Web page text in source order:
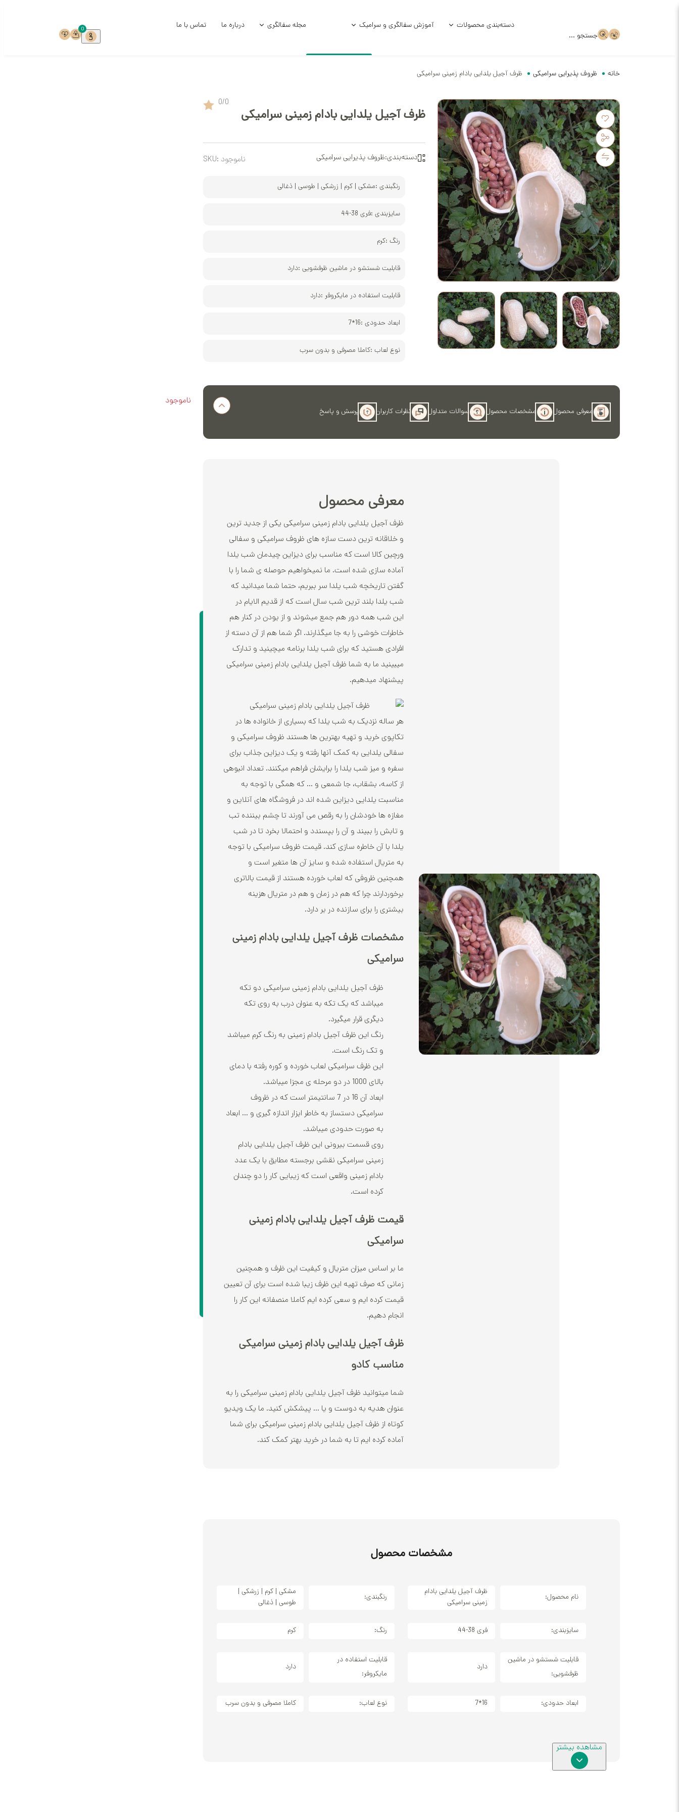
جستجو ...
دسته‌بندی محصولات
ظروف سرامیکی
ظروف سرامیکی خام
قالب گچی استوک
ظروف سفالی
آموزش سفالگری و سرامیک مجله سفالگری
آموزش سفالگری
درباره ما تماس با ما 0
خانه ظروف پذیرایی سرامیکی ظرف آجیل یلدایی بادام زمینی سرامیکی
ظرف آجیل یلدایی بادام زمینی سرامیکی
0/0
دسته‌بندی:ظروف پذیرایی سرامیکی SKU: ناموجود
رنگبندی :مشکی | کرم | زرشکی | طوسی | ذغالی
سایزبندی :فری 38-44
رنگ :کرم
قابلیت شستشو در ماشین ظرفشویی :دارد
قابلیت استفاده در مایکروفر :دارد
ابعاد حدودی :16*7
نوع لعاب :کاملا مصرفی و بدون سرب
معرفی محصول مشخصات محصول سوالات متداول نظرات کاربران پرسش و پاسخ
معرفی محصول
ظرف آجیل یلدایی بادام زمینی سرامیکی یکی از جدید ترین
و خلاقانه ترین دست سازه های ظروف سرامیکی و سفالی
ورچین کالا است که مناسب برای دیزاین چیدمان شب یلدا
آماده سازی شده است. ما نمیخواهیم حوصله ی شما را با
گفتن تاریخچه شب یلدا سر ببریم، حتما شما میدانید که
شب یلدا بلند ترین شب سال است که از قدیم الایام در
این شب همه دور هم جمع میشوند و از بودن در کنار هم
خاطرات خوشی را به جا میگذارند. اگر شما هم از آن دسته از
افرادی هستید که برای شب یلدا برنامه میچینید و تدارک
میبینید ما به شما ظرف آجیل یلدایی بادام زمینی سرامیکی
پیشنهاد میدهیم.
هر ساله نزدیک به شب یلدا که بسیاری از خانواده ها در
تکاپوی خرید و تهیه بهترین ها هستند ظروف سرامیکی و
سفالی یلدایی به کمک آنها رفته و یک دیزاین جذاب برای
سفره و میز شب یلدا را برایشان فراهم میکنند. تعداد انبوهی
از کاسه، بشقاب، جا شمعی و ... که همگی با توجه به
مناسبت یلدایی دیزاین شده اند در فروشگاه های آنلاین و
مغازه ها خودشان را به رقص می آورند تا چشم بیننده تب
و تابش را ببیند و آن را بپسندد و احتمالا بخرد تا در شب
یلدا با آن خاطره سازی کند. قیمت ظروف سرامیکی با توجه
به متریال استفاده شده و سایز آن ها متغیر است و
همچنین ظروفی که لعاب خورده هستند از قیمت بالاتری
برخوردارند چرا که هم در زمان و هم در متریال هزینه
بیشتری را برای سازنده در بر دارد.
مشخصات ظرف آجیل یلدایی بادام زمینی
سرامیکی
ظرف آجیل یلدایی بادام زمینی سرامیکی دو تکه
میباشد که یک تکه به عنوان درب به روی تکه
دیگری قرار میگیرد.
رنگ این ظرف آجیل بادام زمینی به رنگ کرم میباشد
و تک رنگ است.
این ظرف سرامیکی لعاب خورده و کوره رفته با دمای
بالای 1000 در دو مرحله ی مجزا میباشد.
ابعاد آن 16 در 7 سانتیمتر است که در ظروف
سرامیکی دستساز به خاطر ابزار اندازه گیری و ... ابعاد
به صورت حدودی میباشد.
روی قسمت بیرونی این ظرف آجیل یلدایی بادام
زمینی سرامیکی نقشی برجسته مطابق با یک عدد
بادام زمینی واقعی است که زیبایی کار را دو چندان
کرده است.
قیمت ظرف آجیل یلدایی بادام زمینی
سرامیکی
ما بر اساس میزان متریال و کیفیت این ظرف و همچنین
زمانی که صرف تهیه این ظرف زیبا شده است برای آن تعیین
قیمت کرده ایم و سعی کرده ایم کاملا منصفانه این کار را
انجام دهیم.
ظرف آجیل یلدایی بادام زمینی سرامیکی
مناسب کادو
شما میتوانید ظرف آجیل یلدایی بادام زمینی سرامیکی را به
عنوان هدیه به دوست و یا ... پیشکش کنید. ما یک ویدیو
کوتاه از ظرف آجیل یلدایی بادام زمینی سرامیکی برای شما
آماده کرده ایم تا به شما در خرید بهتر کمک کند.
مشخصات محصول
نام محصول:
ظرف آجیل یلدایی بادام
زمینی سرامیکی
رنگبندی:
مشکی | کرم | زرشکی |
طوسی | ذغالی
سایزبندی: فری 38-44 رنگ: کرم
قابلیت شستشو در ماشین
ظرفشویی:
دارد
قابلیت استفاده در
مایکروفر:
دارد
ابعاد حدودی: 16*7 نوع لعاب: کاملا مصرفی و بدون سرب
ناموجود